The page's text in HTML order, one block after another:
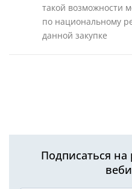
такой возможности
по национальному
данной закупке
Подписаться на